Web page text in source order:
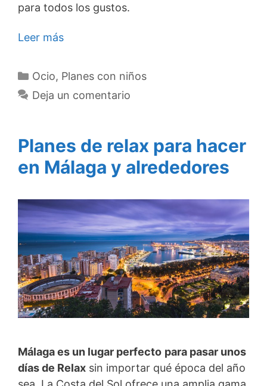
para todos los gustos.
Leer más
Categorías
Ocio, Planes con niños
Deja un comentario
Planes de relax para hacer
en Málaga y alrededores
Málaga es un lugar perfecto para pasar unos
días de Relax sin importar qué época del año